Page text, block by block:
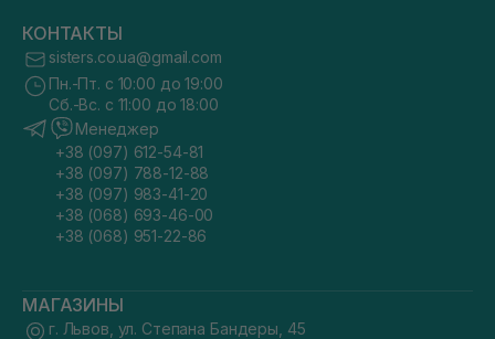
КОНТАКТЫ
sisters.co.ua@gmail.com
Пн.-Пт. с 10:00 до 19:00
Сб.-Вс. с 11:00 до 18:00
Менеджер
+38 (097) 612-54-81
+38 (097) 788-12-88
+38 (097) 983-41-20
+38 (068) 693-46-00
+38 (068) 951-22-86
МАГАЗИНЫ
г. Львов, ул. Степана Бандеры, 45